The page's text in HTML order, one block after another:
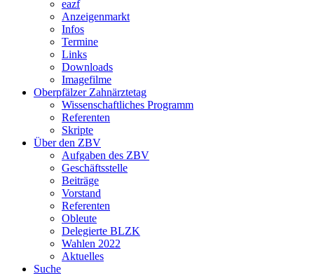
eazf
Anzeigenmarkt
Infos
Termine
Links
Downloads
Imagefilme
Oberpfälzer Zahnärztetag
Wissenschaftliches Programm
Referenten
Skripte
Über den ZBV
Aufgaben des ZBV
Geschäftsstelle
Beiträge
Vorstand
Referenten
Obleute
Delegierte BLZK
Wahlen 2022
Aktuelles
Suche